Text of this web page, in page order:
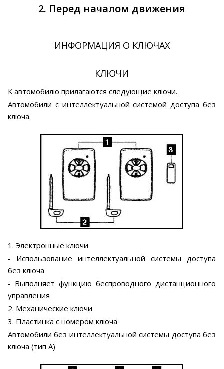
2. Перед началом движения
ИНФОРМАЦИЯ О КЛЮЧАХ
КЛЮЧИ
К автомобилю прилагаются следующие ключи.
Автомобили с интеллектуальной системой доступа без
ключа.
1. Электронные ключи
- Использование интеллектуальной системы доступа
без ключа
- Выполняет функцию беспроводного дистанционного
управления
2. Механические ключи
3. Пластинка с номером ключа
Автомобили без интеллектуальной системы доступа без
ключа (тип А)